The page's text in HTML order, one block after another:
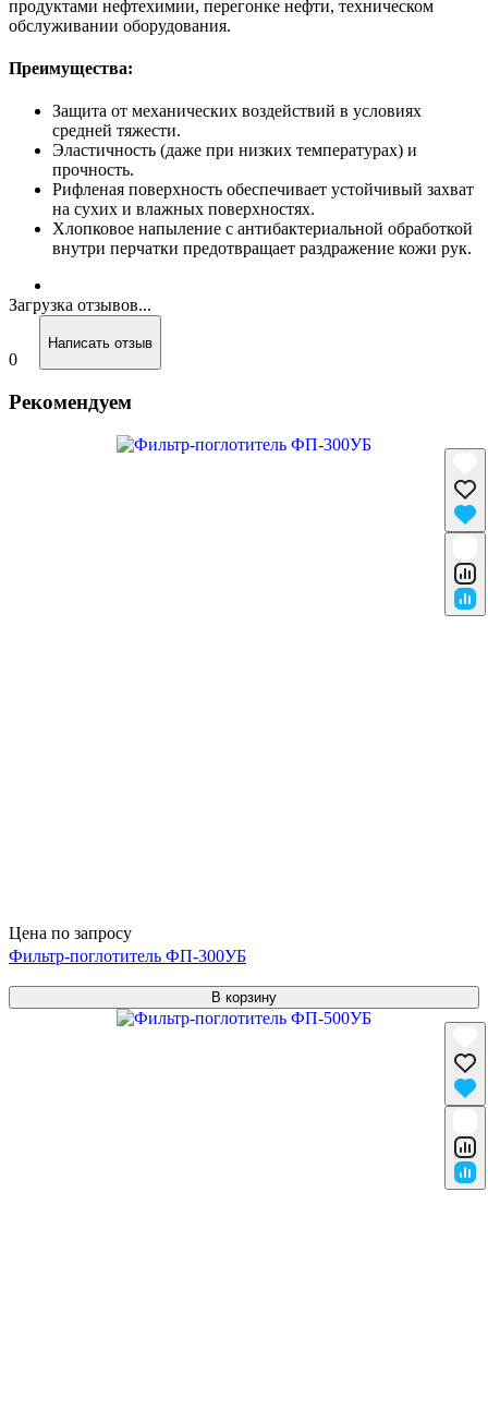
продуктами нефтехимии, перегонке нефти, техническом
обслуживании оборудования.
Преимущества:
Защита от механических воздействий в условиях
средней тяжести.
Эластичность (даже при низких температурах) и
прочность.
Рифленая поверхность обеспечивает устойчивый захват
на сухих и влажных поверхностях.
Хлопковое напыление с антибактериальной обработкой
внутри перчатки предотвращает раздражение кожи рук.
Загрузка отзывов...
0
Написать отзыв
Рекомендуем
Цена по запросу
Фильтр-поглотитель ФП-300УБ
В корзину